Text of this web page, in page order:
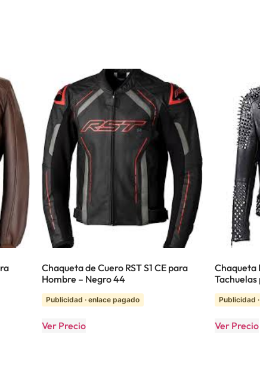
Chaqueta de Cuero RST S1 CE para
Hombre – Negro 44
Publicidad · enlace pagado
Ver Precio
Chaqueta
Publicidad
Ver Precio